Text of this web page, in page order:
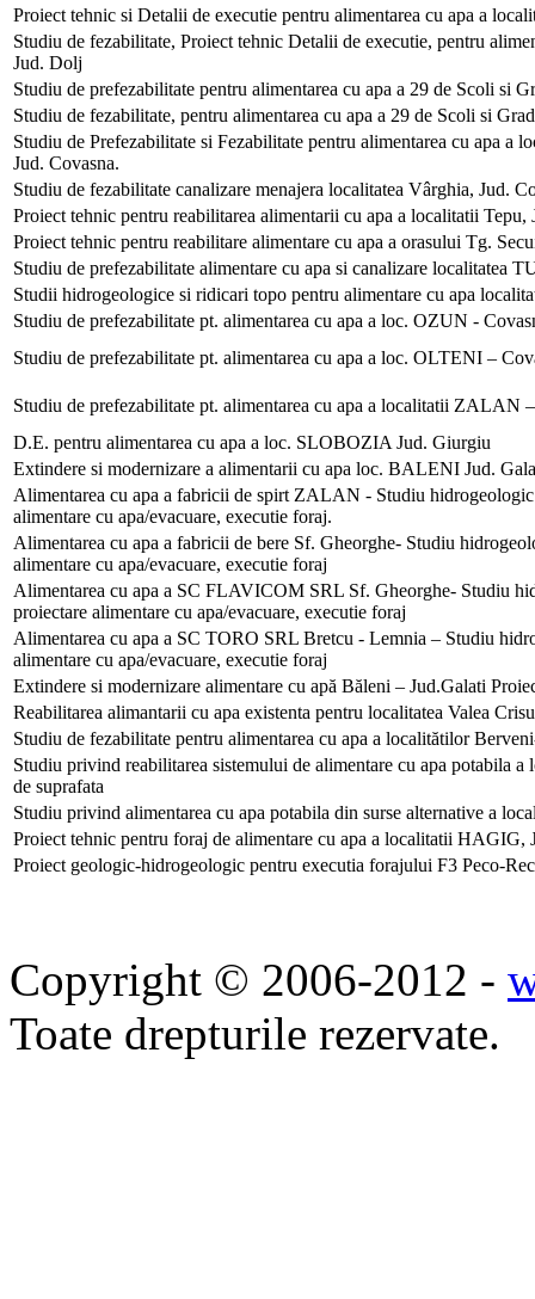
Proiect tehnic si Detalii de executie pentru alimentarea cu apa a
Studiu de fezabilitate, Proiect tehnic Detalii de executie, pentru
Jud. Dolj
Studiu de prefezabilitate pentru alimentarea cu apa a 29 de Scoli si
Studiu de fezabilitate, pentru alimentarea cu apa a 29 de Scoli si
Studiu de Prefezabilitate si Fezabilitate pentru alimentarea cu apa a
Jud. Covasna.
Studiu de fezabilitate canalizare menajera localitatea Vârghia, Jud.
Proiect tehnic pentru reabilitarea alimentarii cu apa a localitatii Tepu,
Proiect tehnic pentru reabilitare alimentare cu apa a orasului Tg.
Studiu de prefezabilitate alimentare cu apa si canalizare localitatea
Studii hidrogeologice si ridicari topo pentru alimentare cu apa
Studiu de prefezabilitate pt. alimentarea cu apa a loc. OZUN -
Studiu de prefezabilitate pt. alimentarea cu apa a loc. OLTENI –
Studiu de prefezabilitate pt. alimentarea cu apa a localitatii ZALAN
D.E. pentru alimentarea cu apa a loc. SLOBOZIA Jud. Giurgiu
Extindere si modernizare a alimentarii cu apa loc. BALENI Jud.
Alimentarea cu apa a fabricii de spirt ZALAN - Studiu
alimentare cu apa/evacuare, executie foraj.
Alimentarea cu apa a fabricii de bere Sf. Gheorghe- Studiu
alimentare cu apa/evacuare, executie foraj
Alimentarea cu apa a SC FLAVICOM SRL Sf. Gheorghe- Studiu
proiectare alimentare cu apa/evacuare, executie foraj
Alimentarea cu apa a SC TORO SRL Bretcu - Lemnia – Studiu
alimentare cu apa/evacuare, executie foraj
Extindere si modernizare alimentare cu apă Băleni – Jud.Galati
Reabilitarea alimantarii cu apa existenta pentru localitatea Valea
Studiu de fezabilitate pentru alimentarea cu apa a localitătilor
Studiu privind reabilitarea sistemului de alimentare cu apa potabila
de suprafata
Studiu privind alimentarea cu apa potabila din surse alternative a
Proiect tehnic pentru foraj de alimentare cu apa a localitatii HAGIG,
Proiect geologic-hidrogeologic pentru executia forajului F3 Peco-
Copyright © 2006-2012 -
Toate drepturile rezervate.